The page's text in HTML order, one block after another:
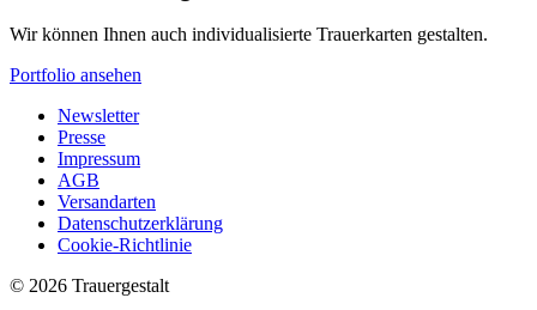
Wir können Ihnen auch individualisierte Trauerkarten gestalten.
Portfolio ansehen
Newsletter
Presse
Impressum
AGB
Versandarten
Datenschutzerklärung
Cookie-Richtlinie
© 2026 Trauergestalt